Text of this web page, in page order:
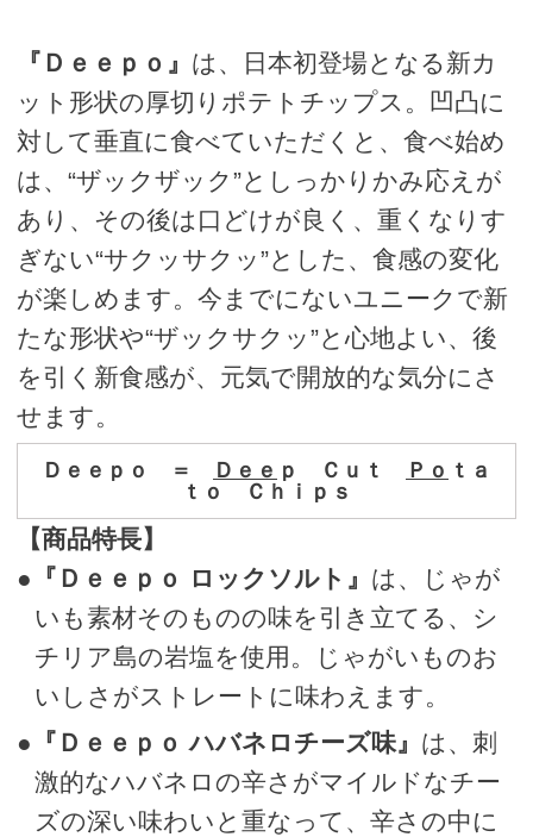
『Ｄｅｅｐｏ』 は、日本初登場となる新カ
ット形状の厚切りポテトチップス。凹凸に
対して垂直に食べていただくと、食べ始め
は、“ザックザック”としっかりかみ応えが
あり、その後は口どけが良く、重くなりす
ぎない“サクッサクッ”とした、食感の変化
が楽しめます。今までにないユニークで新
たな形状や“ザックサクッ”と心地よい、後
を引く新食感が、元気で開放的な気分にさ
せます。
Ｄｅｅｐｏ ＝ Ｄｅｅ ｐ Ｃｕｔ Ｐｏ ｔａ
ｔｏ Ｃｈｉｐｓ
【商品特長】
● 『Ｄｅｅｐｏ ロックソルト』 は、じゃが
いも素材そのものの味を引き立てる、シ
チリア島の岩塩を使用。じゃがいものお
いしさがストレートに味わえます。
● 『Ｄｅｅｐｏ ハバネロチーズ味』 は、刺
激的なハバネロの辛さがマイルドなチー
ズの深い味わいと重なって、辛さの中に